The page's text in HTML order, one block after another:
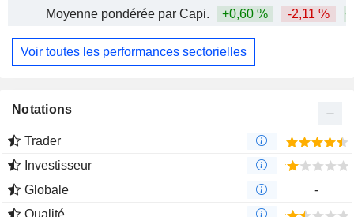
Moyenne pondérée par Capi.
+0,60 % -2,11 %
Voir toutes les performances sectorielles
Notations
Trader
Investisseur
Globale
-
Qualité